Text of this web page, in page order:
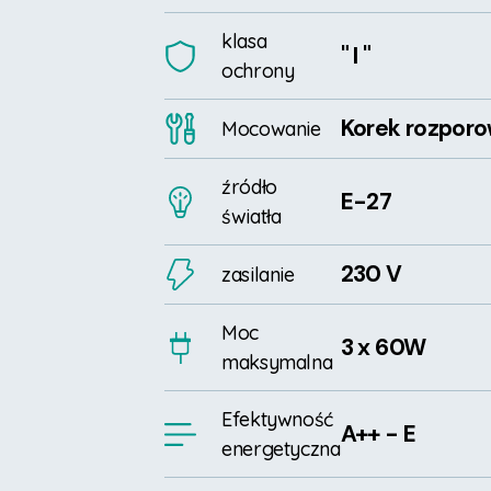
klasa
ochrony
" I "
Mocowanie Korek
źródło
światła
E-27
zasilanie 230 V
Moc
maksymalna 3 x 60W
Efektywność
energetycznaA++ - E